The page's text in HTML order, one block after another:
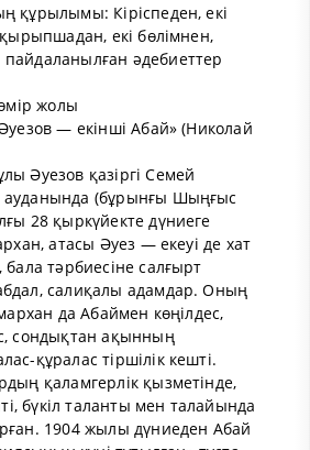
құрылымы: Кіріспеден, екі
екі бөлімнен,
әдебиеттер
жолы
— екінші Абай» (Николай
Әуезов қазіргі Семей
(бұрынғы Шыңғыс
28 қыркүйекте дүниеге
атасы Әуез — екеуі де хат
тәрбиесіне салғырт
салиқалы адамдар. Оның
да Абаймен көңілдес,
сондықтан ақынның
құралас тіршілік кешті.
қаламгерлік қызметінде,
бүкіл таланты мен талайында
1904 жылы дүниеден Абай